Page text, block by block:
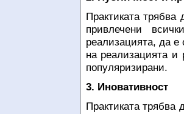
Практиката
привлечени
реализацията, да е
на реализацията и
популяризирани.
3. Иновативност
Практиката трябва